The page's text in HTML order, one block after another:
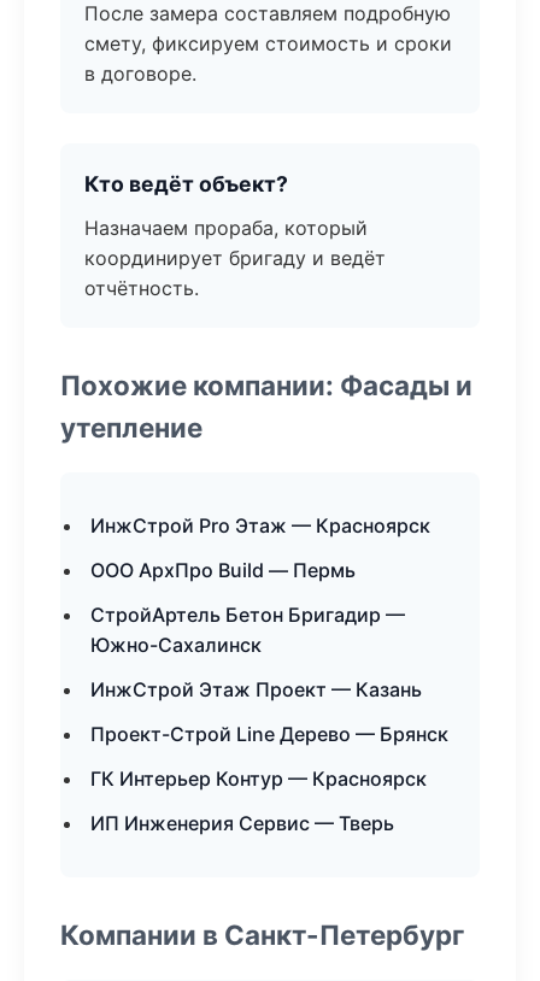
После замера составляем подробную
смету, фиксируем стоимость и сроки
в договоре.
Кто ведёт объект?
Назначаем прораба, который
координирует бригаду и ведёт
отчётность.
Похожие компании: Фасады и
утепление
ИнжСтрой Pro Этаж — Красноярск
ООО АрхПро Build — Пермь
СтройАртель Бетон Бригадир —
Южно-Сахалинск
ИнжСтрой Этаж Проект — Казань
Проект-Строй Line Дерево — Брянск
ГК Интерьер Контур — Красноярск
ИП Инженерия Сервис — Тверь
Компании в Санкт-Петербург